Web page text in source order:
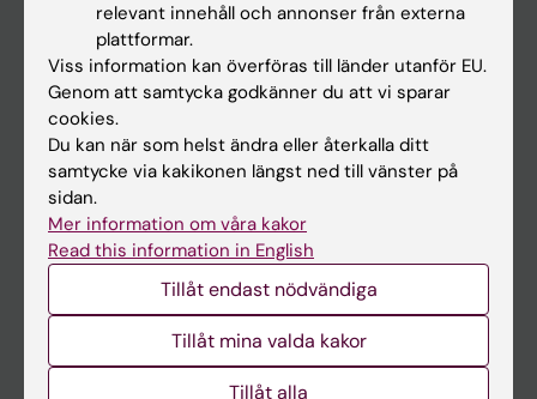
Utbildning
Forskarutbildning
Forskning
Om KI
På gång
Nyheter
Student
relevant innehåll och annonser från externa
plattformar.
Viss information kan överföras till länder utanför EU.
Genom att samtycka godkänner du att vi sparar
cookies.
Du kan när som helst ändra eller återkalla ditt
samtycke via kakikonen längst ned till vänster på
sidan.
Mer information om våra kakor
Read this information in English
Tillåt endast nödvändiga
Tillåt mina valda kakor
Tillåt alla